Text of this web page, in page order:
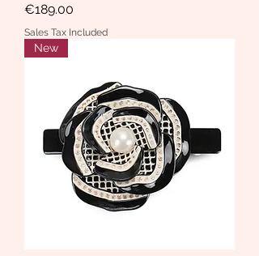
Price
€189.00
Sales Tax Included
New